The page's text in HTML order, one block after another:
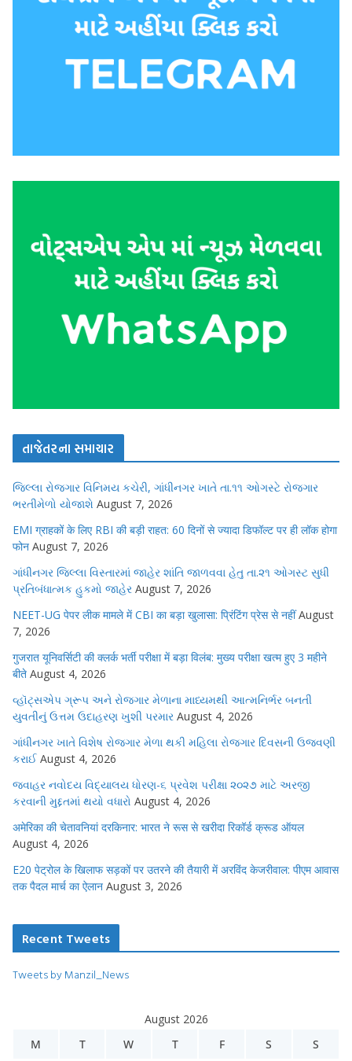
તાજેતરના સમાચાર
જિલ્લા રોજગાર વિનિમય કચેરી, ગાંધીનગર ખાતે તા.૧૧ ઓગસ્ટે રોજગાર
ભરતીમેળો યોજાશે August 7, 2026
EMI ग्राहकों के लिए RBI की बड़ी राहत: 60 दिनों से ज्यादा डिफॉल्ट पर ही लॉक होगा
फोन August 7, 2026
ગાંધીનગર જિલ્લા વિસ્તારમાં જાહેર શાંતિ જાળવવા હેતુ તા.૨૧ ઓગસ્ટ સુધી
પ્રતિબંધાત્મક હુકમો જાહેર August 7, 2026
NEET-UG पेपर लीक मामले में CBI का बड़ा खुलासा: प्रिंटिंग प्रेस से नहीं August
7, 2026
गुजरात यूनिवर्सिटी की क्लर्क भर्ती परीक्षा में बड़ा विलंब: मुख्य परीक्षा खत्म हुए 3 महीने
बीते August 4, 2026
વ્હૉટ્સએપ ગ્રૂપ અને રોજગાર મેળાના માધ્યમથી આત્મનિર્ભર બનતી
યુવતીનું ઉત્તમ ઉદાહરણ ખુશી પરમાર August 4, 2026
ગાંધીનગર ખાતે વિશેષ રોજગાર મેળા થકી મહિલા રોજગાર દિવસની ઉજવણી
કરાઈ August 4, 2026
જવાહર નવોદય વિદ્યાલય ધોરણ-૬ પ્રવેશ પરીક્ષા ૨૦૨૭ માટે અરજી
કરવાની મુદ્દતમાં થયો વધારો August 4, 2026
अमेरिका की चेतावनियां दरकिनार: भारत ने रूस से खरीदा रिकॉर्ड क्रूड ऑयल
August 4, 2026
E20 पेट्रोल के खिलाफ सड़कों पर उतरने की तैयारी में अरविंद केजरीवाल: पीएम आवास
तक पैदल मार्च का ऐलान August 3, 2026
Recent Tweets
Tweets by Manzil_News
August 2026
M
T W T F S S